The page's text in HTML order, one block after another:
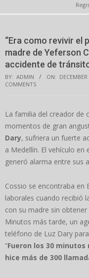
Navigation
“Era como revivir el
madre de Yeferson
accidente de
BY: ADMIN ON:
COMMENTS
La familia del creador de
momentos de gran
Dary, sufriera un fuerte
a Medellín. El vehículo
generó alarma entre sus
Cossio se encontraba
laborales cuando recibió
con su madre sin
Minutos más tarde, un
teléfono de Luz Dary
“Fueron los 30
hice más de 300